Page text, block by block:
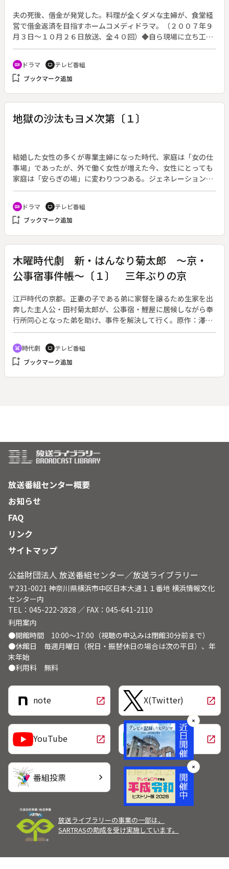
夫の死後、借金が発覚した。料理が全くダメな主婦が、食堂経
営で借金返済を目指すホームコメディドラマ。（２００７年９
月３日～１０月２６日放送、全４０回）◆自ら現場に立ち工務
店を切り盛りする花園くるみ（斉藤由貴）の夫・風太郎（田口
浩正）の葬儀。くるみと些細なことで喧嘩をした風太郎は、家
を飛び出したまま、川で溺れて亡くなってしまった。だが、な
ぜか５歳の雷智（谷端奏人）だけが、幽霊になった風太郎が見
かり手を出しては失敗する始末。その一方、料理の腕前は一流
の専業主夫だった。葬儀後、くるみが育った施設の園長（藤村
俊二）が、風太郎に貸した一千万円を返済して欲しいとくるみ
recent_actors ドラマ tv テレビ番組
bookmark_add ブックマーク追加
地獄の沙汰もヨメ次第〔１〕
結婚した女性の多くが専業主婦になった時代、家庭は「女の仕
事場」であったが、外で働く女性が増えた今、女性にとっても
家庭は「安らぎの場」に変わりつつある。ジェネレーションギ
ャップと立場の違い、双方の価値観とプライドをかけた、嫁姑
の戦いを描くホームドラマ。（９月１３日終了、全１０回）◆
おむすびカフェ「おむす美」を経営する女社長・橘真琴は、４
０歳にして３歳年下「女の尻に敷かれる」タイプの森福三四郎
郎の父・大三郎と母・千代子、姉・小百合、姪・みちるに温か
く迎えられる。しかし、それは古くからのしきたりを重んじる
千代子との凄絶なバトルの幕開けであった。
recent_actors ドラマ tv テレビ番組
bookmark_add ブックマーク追加
木曜時代劇 新・はんなり菊太郎 ～京・
公事宿事件帳～〔１〕 三年ぶりの京
江戸時代の京都。正妻の子である弟に家督を譲るため生家を出
奔した主人公・田村菊太郎が、公事宿・鯉屋に居候しながら奉
行所同心となった弟を助け、事件を解決して行く。原作：澤田
ふじ子。（第３シリーズ／２００７年１月１１日～３月１日放
送、全８回）◆第一回「三年ぶりの京」。はんなり菊太郎（内
藤剛志）が３年ぶりに京に戻ってきた。さっそく愛するお信
（南果歩）を訪ねるが、３年の消息不明の身勝手に怒ったお信
swords 時代劇 tv テレビ番組
bookmark_add ブックマーク追加
放送番組センター概要
お知らせ
FAQ
リンク
サイトマップ
公益財団法人 放送番組センター／放送ライブラリー
〒231-0021 神奈川県横浜市中区日本大通１１番地 横浜情報文化
センター内
TEL：045-222-2828 ／ FAX：045-641-2110
利用案内
●開館時間 10:00～17:00（視聴の申込みは閉館30分前まで）
●休館日 毎週月曜日（祝日・振替休日の場合は次の平日）、年
末年始
●利用料 無料
note open_in_new X(Twitter) open_in_new
YouTube open_in_new LINE open_in_new
番組投票 chevron_right
放送ライブラリーの事業の一部は、
SARTRASの助成を受け実施しています。
✕
✕